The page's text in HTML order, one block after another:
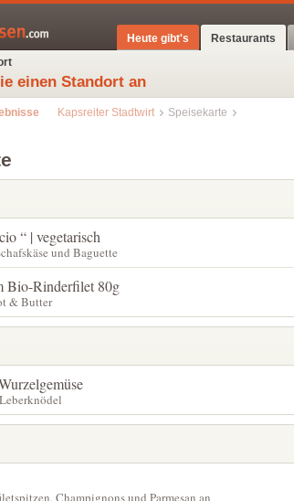
Restaurants
Heute gibt's
einen Standort an
Kapsreiter Stadtwirt Speisekarte
“ | vegetarisch
und Baguette
Bio-Rinderfilet 80g
& Butter
Champignons und Parmesan an